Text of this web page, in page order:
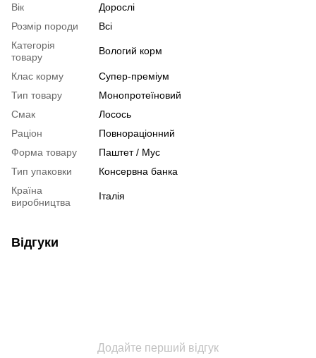
Вік
Дорослі
Розмір породи
Всі
Категорія
товару
Вологий корм
Клас корму
Супер-преміум
Тип товару
Монопротеїновий
Смак
Лосось
Раціон
Повнораціонний
Форма товару
Паштет / Мус
Тип упаковки
Консервна банка
Країна
виробництва
Італія
Відгуки
Додайте перший відгук